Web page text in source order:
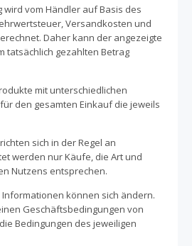
wird vom Händler auf Basis des
Versandkosten und
Daher kann der angezeigte
tatsächlich gezahlten Betrag
mit unterschiedlichen
den gesamten Einkauf die jeweils
sich in der Regel an
werden nur Käufe, die Art und
Nutzens entsprechen.
können sich ändern.
Geschäftsbedingungen von
Bedingungen des jeweiligen